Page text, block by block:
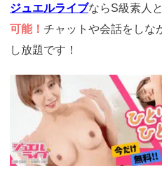
ジュエルライブならS級素人と
可能！ チャットや会話をしな
し放題です！
https://www.j-
live.tv/LiveChat/acs.php?